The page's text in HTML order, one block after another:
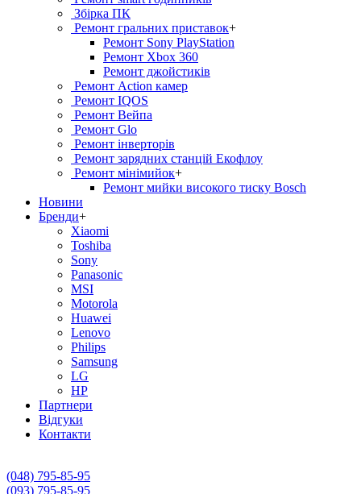
Збірка ПК
Ремонт гральних приставок+
Ремонт Sony PlayStation
Ремонт Xbox 360
Ремонт джойстиків
Ремонт Action камер
Ремонт IQOS
Ремонт Вейпа
Ремонт Glo
Ремонт інверторів
Ремонт зарядних станцій Екофлоу
Ремонт мiнiмийок+
Ремонт мийки високого тиску Bosch
Новини
Бренди+
Xiaomi
Toshiba
Sony
Panasonic
MSI
Motorola
Huawei
Lenovo
Philips
Samsung
LG
HP
Партнери
Вiдгуки
Контакти
(048) 795-85-95
(093) 795-85-95